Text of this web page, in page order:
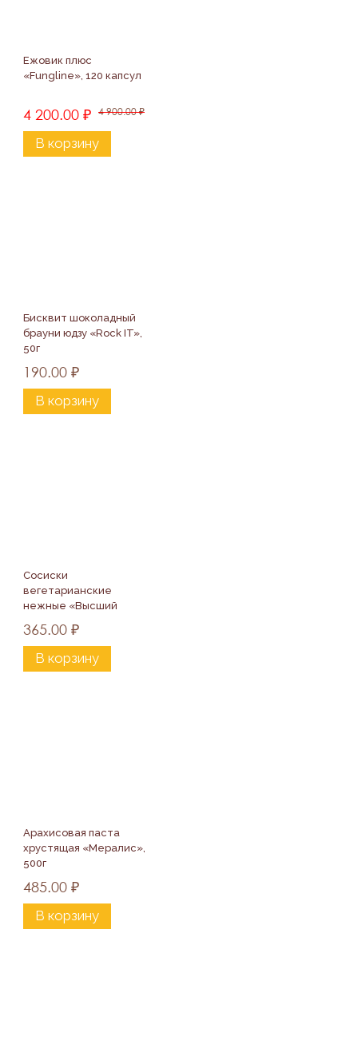
Ежовик плюс
«Fungline», 120 капсул
4 200.00 ₽ 4 900.00₽
В корзину
Бисквит шоколадный
брауни юдзу «Rock IT»,
50г
190.00 ₽
В корзину
Сосиски
вегетарианские
нежные «Высший
365.00 ₽
В корзину
Арахисовая паста
хрустящая «Мералис»,
500г
485.00 ₽
В корзину